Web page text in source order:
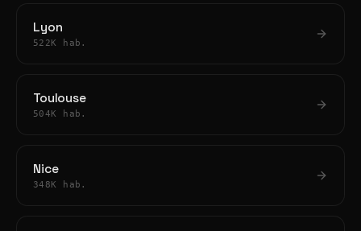
Lyon
522K hab.
Toulouse
504K hab.
Nice
348K hab.